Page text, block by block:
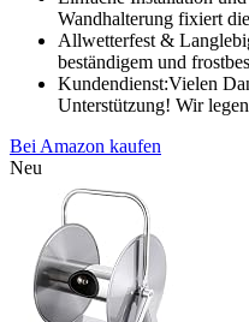
Wandhalterung fixiert
Allwetterfest &
beständigem und
Kundendienst:Vielen
Unterstützung! Wir
Bei Amazon kaufen
Neu